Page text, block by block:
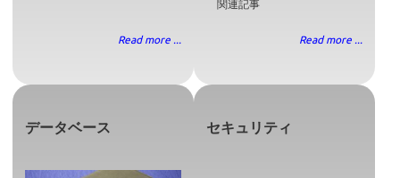
Read more ...
関連記事
Read more ...
データベース セキュリティ